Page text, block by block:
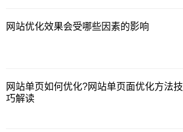
网站优化效果会受哪些因素的影响
网站单页如何优化?网站单页面优化方法技
巧解读